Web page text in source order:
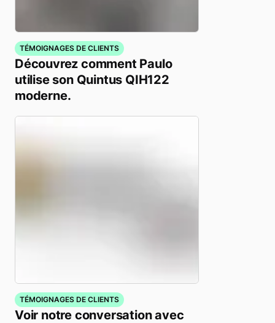
TÉMOIGNAGES DE CLIENTS
Découvrez comment Paulo
utilise son Quintus QIH122
moderne.
TÉMOIGNAGES DE CLIENTS
Voir notre conversation avec